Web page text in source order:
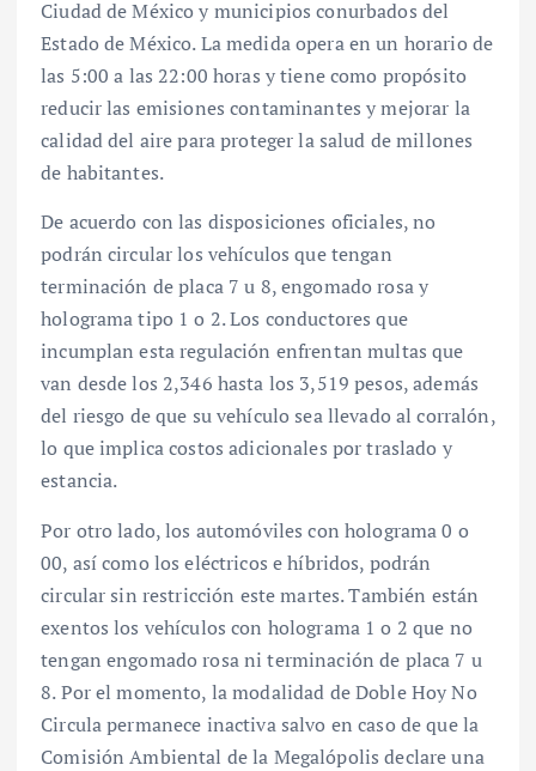
Ciudad de México y municipios conurbados del
Estado de México. La medida opera en un horario de
las 5:00 a las 22:00 horas y tiene como propósito
reducir las emisiones contaminantes y mejorar la
calidad del aire para proteger la salud de millones
de habitantes.
De acuerdo con las disposiciones oficiales, no
podrán circular los vehículos que tengan
terminación de placa 7 u 8, engomado rosa y
holograma tipo 1 o 2. Los conductores que
incumplan esta regulación enfrentan multas que
van desde los 2,346 hasta los 3,519 pesos, además
del riesgo de que su vehículo sea llevado al corralón,
lo que implica costos adicionales por traslado y
estancia.
Por otro lado, los automóviles con holograma 0 o
00, así como los eléctricos e híbridos, podrán
circular sin restricción este martes. También están
exentos los vehículos con holograma 1 o 2 que no
tengan engomado rosa ni terminación de placa 7 u
8. Por el momento, la modalidad de Doble Hoy No
Circula permanece inactiva salvo en caso de que la
Comisión Ambiental de la Megalópolis declare una